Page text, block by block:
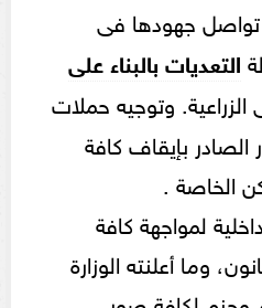
جهودها فى
التعديات بالبناء على
الزراعية. وتوجيه حملات
الصادر بإيقاف كافة
الخاصة .
لمواجهة كافة
وما أعلنته الوزارة